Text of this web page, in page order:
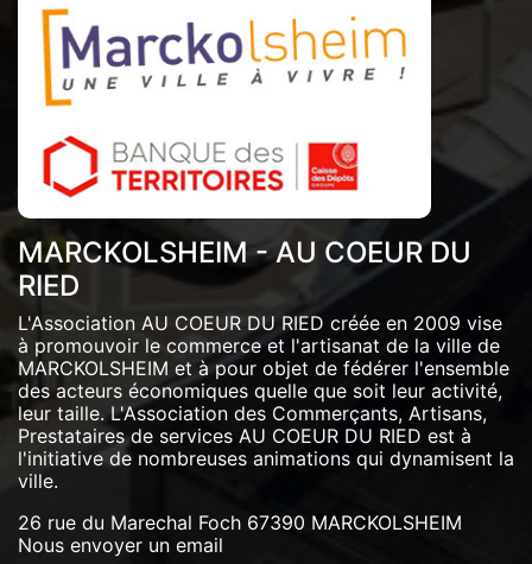
MARCKOLSHEIM - AU COEUR DU
RIED
L'Association AU COEUR DU RIED créée en 2009 vise
à promouvoir le commerce et l'artisanat de la ville de
MARCKOLSHEIM et à pour objet de fédérer l'ensemble
des acteurs économiques quelle que soit leur activité,
leur taille. L'Association des Commerçants, Artisans,
Prestataires de services AU COEUR DU RIED est à
l'initiative de nombreuses animations qui dynamisent la
ville.
26 rue du Marechal Foch 67390 MARCKOLSHEIM
Nous envoyer un email